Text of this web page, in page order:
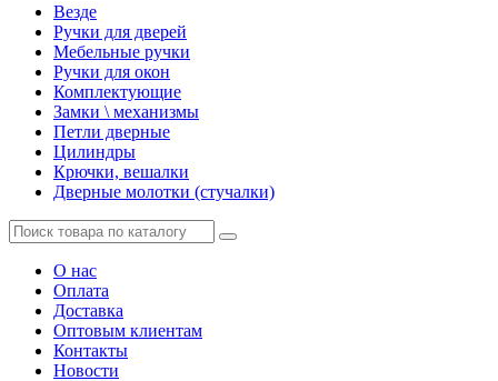
Везде
Ручки для дверей
Мебельные ручки
Ручки для окон
Комплектующие
Замки \ механизмы
Петли дверные
Цилиндры
Крючки, вешалки
Дверные молотки (стучалки)
О нас
Оплата
Доставка
Оптовым клиентам
Контакты
Новости